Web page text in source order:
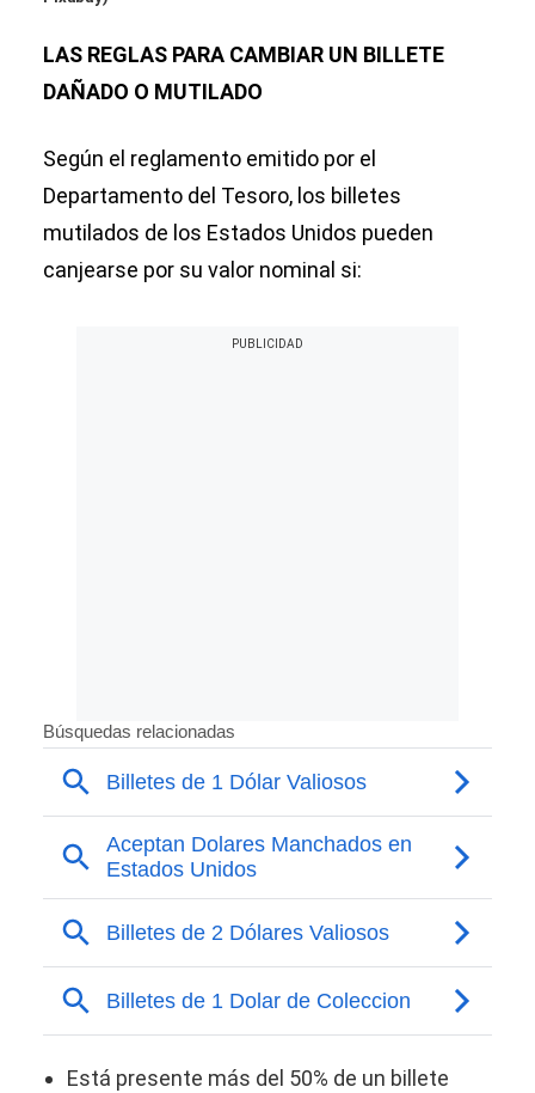
LAS REGLAS PARA CAMBIAR UN BILLETE
DAÑADO O MUTILADO
Según el reglamento emitido por el
Departamento del Tesoro, los billetes
mutilados de los Estados Unidos pueden
canjearse por su valor nominal si:
Está presente más del 50% de un billete